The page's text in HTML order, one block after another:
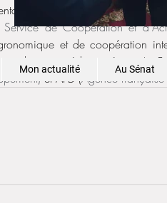
de l'équipe France
Service de Coopération et
et de coopération
et méditerranéennes) ,
et AFD (Agence
Mon actualité Au Sénat